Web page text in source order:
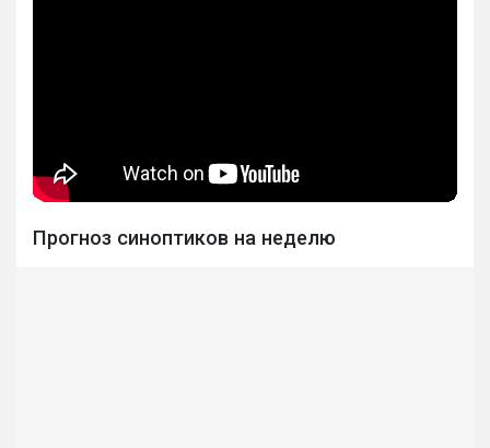
Прогноз синоптиков на неделю